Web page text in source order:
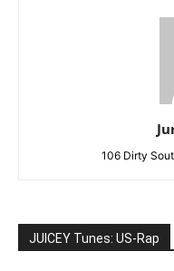
106 Dirty
JUICEY Tunes: US-Rap